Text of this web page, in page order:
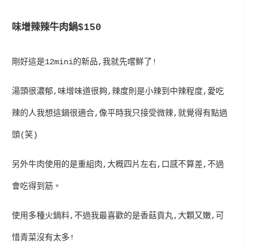
味增辣辣牛肉鍋$150
剛好這是12mini的新品,我就先嚐鮮了!
湯頭很濃郁,味增味道很夠,辣度則是小辣到中辣程度,愛吃
辣的人我想這鍋很適合,像平時我只接受微辣,就覺得有點過
頭(笑)
另外牛肉使用的是重組肉,大概四片左右,口感不算差,不過
會吃得到筋。
使用多種火鍋料,不過我最喜歡的是香菇貢丸,大顆又嫩,可
惜青菜沒有太多!